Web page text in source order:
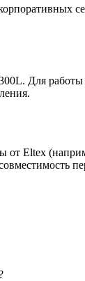
Для
от Eltex